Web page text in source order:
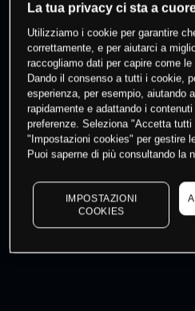
% dei clienti hanno
questo prodotto
Fai
I prezzi sono solo indicativi.
dati di mercato
to
La tua privacy ci sta a
Utilizziamo i cookie per garantire
correttamente, e per aiutarci a
raccogliamo dati per capire come
Dando il consenso a tutti i cookie,
esperienza, per esempio, aiutando
rapidamente e adattando i
preferenze. Seleziona "Accetta
"Impostazioni cookies" per gestire
Puoi saperne di più consultando la
IMPOSTAZIONI
COOKIES